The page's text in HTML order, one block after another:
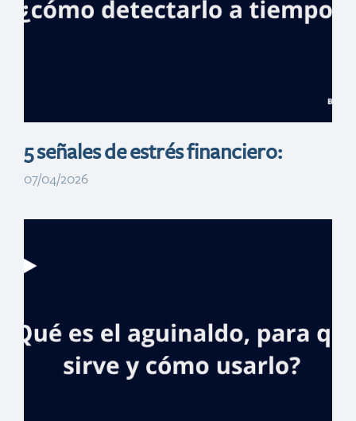
5 señales de estrés financiero:
07/04/2026
beneficiarán a
agentes con